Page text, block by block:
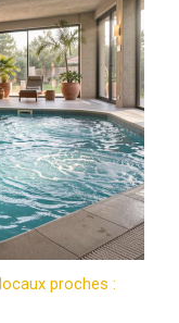
proches :